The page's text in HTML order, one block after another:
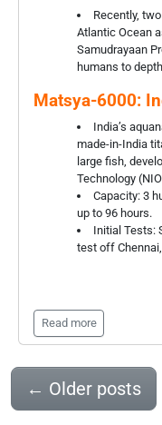
Recently,
Atlantic Ocean
Samudrayaan
humans to
Matsya-6000:
India’s
made-in-India
large fish,
Technology
Capacity: 3
up to 96 hours.
Initial Tests:
test off
Read more
← Older posts